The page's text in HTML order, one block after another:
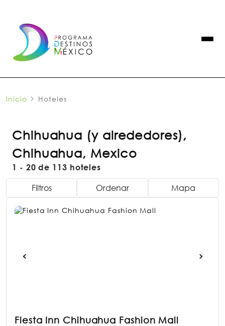
Inicio Hoteles
Chihuahua (y alrededores),
Chihuahua, Mexico
1 - 20 de 113 hoteles
Filtros Ordenar Mapa
Fiesta Inn Chihuahua Fashion Mall